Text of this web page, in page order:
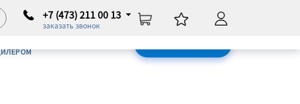
+7 (473) 211 00 13
заказать звонок
Нет в наличии